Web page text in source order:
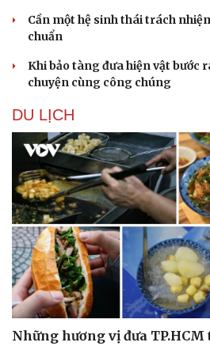
Doanh nghiệp
Thông tin doanh nghiệp
Doanh nghiệp 24h
Doanh nhân
Vì cộng đồng
Tin
Cần một hệ sinh thái trách
chuẩn
Khi bảo tàng đưa hiện vật bước
chuyện cùng công chúng
DU LỊCH
Những hương vị đưa